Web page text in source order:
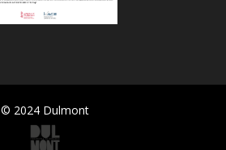
© 2024 Dulmont